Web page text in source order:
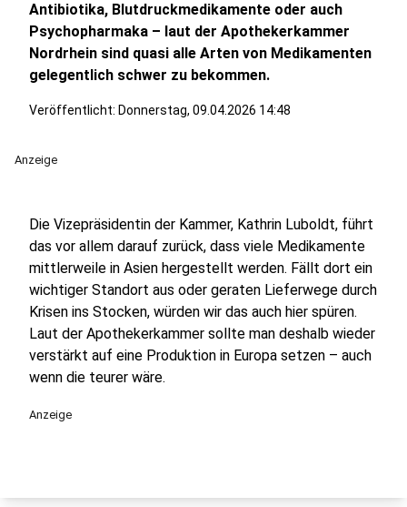
Antibiotika, Blutdruckmedikamente oder auch
Psychopharmaka – laut der Apothekerkammer
Nordrhein sind quasi alle Arten von Medikamenten
gelegentlich schwer zu bekommen.
Veröffentlicht: Donnerstag, 09.04.2026 14:48
Anzeige
Die Vizepräsidentin der Kammer, Kathrin Luboldt, führt
das vor allem darauf zurück, dass viele Medikamente
mittlerweile in Asien hergestellt werden. Fällt dort ein
wichtiger Standort aus oder geraten Lieferwege durch
Krisen ins Stocken, würden wir das auch hier spüren.
Laut der Apothekerkammer sollte man deshalb wieder
verstärkt auf eine Produktion in Europa setzen – auch
wenn die teurer wäre.
Anzeige